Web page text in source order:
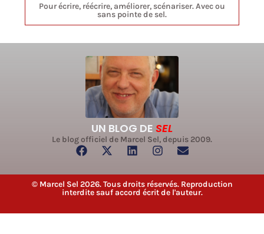
Pour écrire, réécrire, améliorer, scénariser. Avec ou
sans pointe de sel.
UN BLOG DE SEL
Le blog officiel de Marcel Sel, depuis 2009.
© Marcel Sel 2026. Tous droits réservés. Reproduction
interdite sauf accord écrit de l'auteur.